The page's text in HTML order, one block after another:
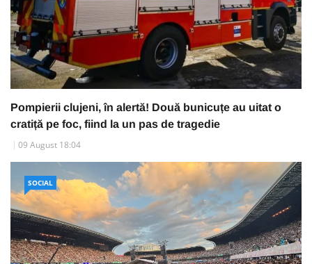
Pompierii clujeni, în alertă! Două bunicuțe au uitat o
cratiță pe foc, fiind la un pas de tragedie
09 August 18:04
SOCIAL